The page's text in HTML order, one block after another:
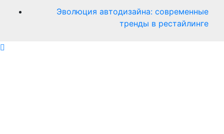
Эволюция автодизайна: современные
тренды в рестайлинге